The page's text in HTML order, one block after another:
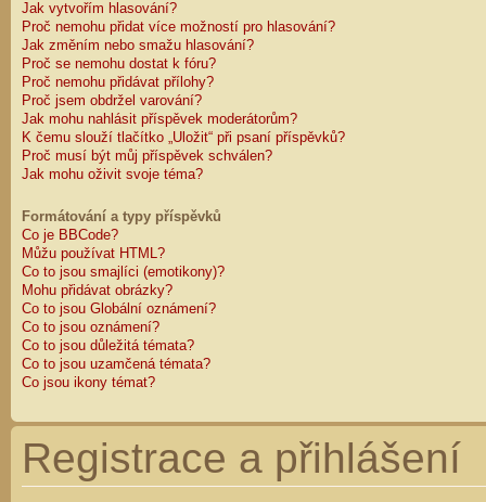
Jak vytvořím hlasování?
Proč nemohu přidat více možností pro hlasování?
Jak změním nebo smažu hlasování?
Proč se nemohu dostat k fóru?
Proč nemohu přidávat přílohy?
Proč jsem obdržel varování?
Jak mohu nahlásit příspěvek moderátorům?
K čemu slouží tlačítko „Uložit“ při psaní příspěvků?
Proč musí být můj příspěvek schválen?
Jak mohu oživit svoje téma?
Formátování a typy příspěvků
Co je BBCode?
Můžu používat HTML?
Co to jsou smajlíci (emotikony)?
Mohu přidávat obrázky?
Co to jsou Globální oznámení?
Co to jsou oznámení?
Co to jsou důležitá témata?
Co to jsou uzamčená témata?
Co jsou ikony témat?
Registrace a přihlášení